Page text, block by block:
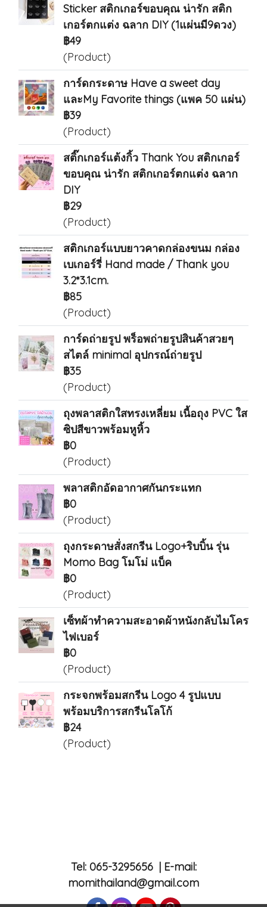
Sticker สติกเกอร์ขอบคุณ น่ารัก สติก
เกอร์ตกแต่ง ฉลาก DIY (1แผ่นมี9ดวง)
฿49
(Product)
การ์ดกระดาษ Have a sweet day
และMy Favorite things (แพค 50 แผ่น)
฿39
(Product)
สติ๊กเกอร์แต้งกิ้ว Thank You สติกเกอร์
ขอบคุณ น่ารัก สติกเกอร์ตกแต่ง ฉลาก
DIY
฿29
(Product)
สติกเกอร์แบบยาวคาดกล่องขนม กล่อง
เบเกอร์รี่ Hand made / Thank you
3.2*3.1cm.
฿85
(Product)
การ์ดถ่ายรูป พร็อพถ่ายรูปสินค้าสวยๆ
สไตล์ minimal อุปกรณ์ถ่ายรูป
฿35
(Product)
ถุงพลาสติกใสทรงเหลี่ยม เนื้อถุง PVC ใส
ซิปสีขาวพร้อมหูหิ้ว
฿0
(Product)
พลาสติกอัดอากาศกันกระแทก
฿0
(Product)
ถุงกระดาษสั่งสกรีน Logo+ริบบิ้น รุ่น
Momo Bag โมโม่ แบ็ค
฿0
(Product)
เซ็ทผ้าทำความสะอาดผ้าหนังกลับไมโคร
ไฟเบอร์
฿0
(Product)
กระจกพร้อมสกรีน Logo 4 รูปแบบ
พร้อมบริการสกรีนโลโก้
฿24
(Product)
Tel: 065-3295656 | E-mail:
momithailand@gmail.com